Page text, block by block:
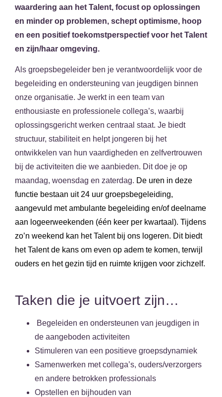
waardering aan het Talent, focust op oplossingen
en minder op problemen, schept optimisme, hoop
en een positief toekomstperspectief voor het Talent
en zijn/haar omgeving.
Als groepsbegeleider ben je verantwoordelijk voor de
begeleiding en ondersteuning van jeugdigen binnen
onze organisatie. Je werkt in een team van
enthousiaste en professionele collega’s, waarbij
oplossingsgericht werken centraal staat. Je biedt
structuur, stabiliteit en helpt jongeren bij het
ontwikkelen van hun vaardigheden en zelfvertrouwen
bij de activiteiten die we aanbieden. Dit doe je op
maandag, woensdag en zaterdag. De uren in deze
functie bestaan uit 24 uur groepsbegeleiding,
aangevuld met ambulante begeleiding en/of deelname
aan logeerweekenden (één keer per kwartaal). Tijdens
zo’n weekend kan het Talent bij ons logeren. Dit biedt
het Talent de kans om even op adem te komen, terwijl
ouders en het gezin tijd en ruimte krijgen voor zichzelf.
Taken die je uitvoert zijn…
Begeleiden en ondersteunen van jeugdigen in
de aangeboden activiteiten
Stimuleren van een positieve groepsdynamiek
Samenwerken met collega’s, ouders/verzorgers
en andere betrokken professionals
Opstellen en bijhouden van